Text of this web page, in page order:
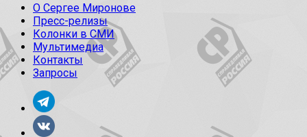
О Сергее Миронове
Пресс-релизы
Колонки в СМИ
Мультимедиа
Контакты
Запросы